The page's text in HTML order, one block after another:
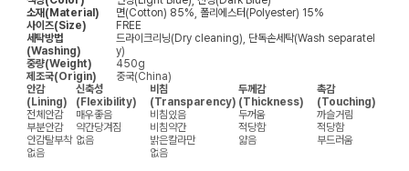
소재(Material)
면(Cotton) 85%, 폴리에스터(Polyester) 15%
사이즈(Size)
FREE
세탁방법
(Washing)
드라이크리닝(Dry cleaning), 단독손세탁(Wash separatel
y)
중량(Weight)
450g
제조국(Origin)
중국(China)
안감
(Lining)
신축성
(Flexibility)
비침
(Transparency)
두께감
(Thickness)
촉감
(Touching)
전체안감
매우좋음 비침있음 두꺼움
까슬거림
부분안감
약간당겨짐 비침약간 적당함
적당함
안감탈부착 없음 밝은칼라만 얇음
부드러움
없음
없음